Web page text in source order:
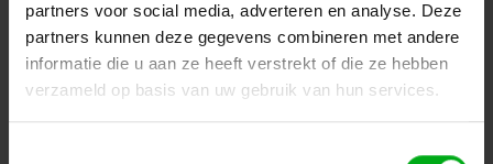
partners voor social media, adverteren en analyse. Deze
partners kunnen deze gegevens combineren met andere
informatie die u aan ze heeft verstrekt of die ze hebben
verzameld op basis van uw gebruik van hun services.
Meer informatie over dit product vindt uhier
Beschrijving en specificaties Downloads
FAQ en reviews